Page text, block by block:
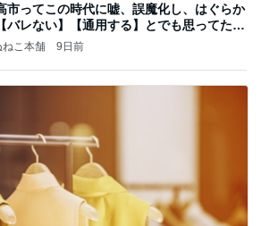
市ってこの時代に嘘、誤魔化し、はぐらか
バレない】【通用する】とでも思ってたん
ねこ本舗 9日前